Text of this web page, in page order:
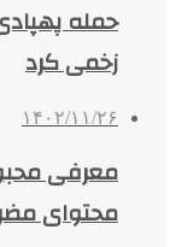
حمله
زخمی کرد
۱۴۰۲/۱۱/۲۶
محتوای مضر